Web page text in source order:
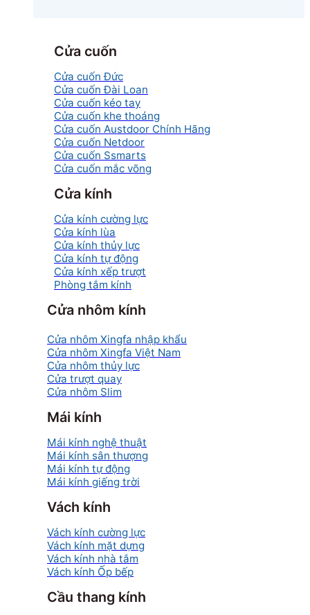
Cửa cuốn
Cửa cuốn Đức
Cửa cuốn Đài Loan
Cửa cuốn kéo tay
Cửa cuốn khe thoáng
Cửa cuốn Austdoor Chính Hãng
Cửa cuốn Netdoor
Cửa cuốn Ssmarts
Cửa cuốn mắc võng
Cửa kính
Cửa kính cường lực
Cửa kính lùa
Cửa kính thủy lực
Cửa kính tự động
Cửa kính xếp trượt
Phòng tắm kính
Cửa nhôm kính
Cửa nhôm Xingfa nhập khẩu
Cửa nhôm Xingfa Việt Nam
Cửa nhôm thủy lực
Cửa trượt quay
Cửa nhôm Slim
Mái kính
Mái kính nghệ thuật
Mái kính sân thượng
Mái kính tự động
Mái kính giếng trời
Vách kính
Vách kính cường lực
Vách kính mặt dựng
Vách kính nhà tắm
Vách kính Ốp bếp
Cầu thang kính